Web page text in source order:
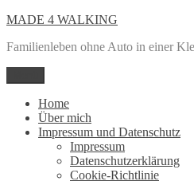
Zum
springen
MADE 4 WALKING
Familienleben ohne Auto in einer
Home
Über mich
Impressum und Datenschutz
Impressum
Datenschutzerklärung
Cookie-Richtlinie